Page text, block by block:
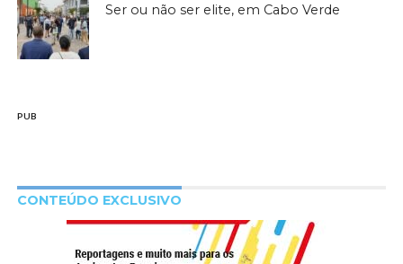
Ser ou não ser elite, em Cabo Verde
PUB
CONTEÚDO EXCLUSIVO